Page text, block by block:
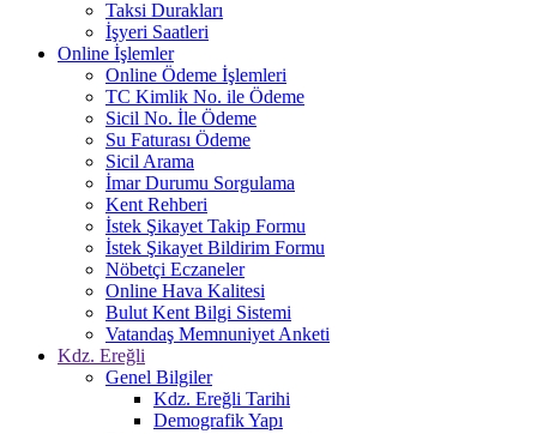
Taksi Durakları
İşyeri Saatleri
Online İşlemler
Online Ödeme İşlemleri
TC Kimlik No. ile Ödeme
Sicil No. İle Ödeme
Su Faturası Ödeme
Sicil Arama
İmar Durumu Sorgulama
Kent Rehberi
İstek Şikayet Takip Formu
İstek Şikayet Bildirim Formu
Nöbetçi Eczaneler
Online Hava Kalitesi
Bulut Kent Bilgi Sistemi
Vatandaş Memnuniyet Anketi
Kdz. Ereğli
Genel Bilgiler
Kdz. Ereğli Tarihi
Demografik Yapı